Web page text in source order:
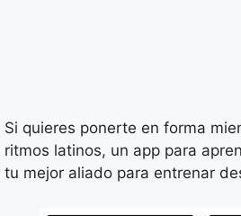
Si quieres ponerte en forma
ritmos latinos, un app para
tu mejor aliado para entrenar